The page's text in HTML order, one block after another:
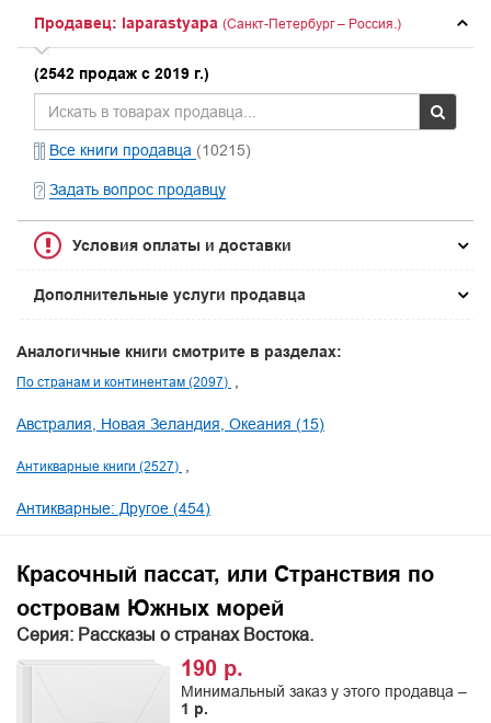
Продавец: laparastyapa (Санкт-Петербург – Россия.)
(2542 продаж с 2019 г.)
Все книги продавца (10215)
Задать вопрос продавцу
Условия оплаты и доставки
Дополнительные услуги продавца
Аналогичные книги смотрите в разделах:
По странам и континентам (2097)
Австралия, Новая Зеландия, Океания (15)
Антикварные книги (2527)
Антикварные: Другое (454)
Красочный пассат, или Странствия по
островам Южных морей
Серия: Рассказы о странах Востока.
190 р.
Минимальный заказ у этого продавца –
1 р.